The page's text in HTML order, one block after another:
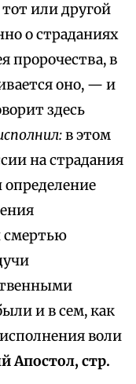
или другой
о страданиях
пророчества, в
оно, — и
здесь
в этом
на страдания
определение
смертью
и в сем, как
воли
Апостол, стр.